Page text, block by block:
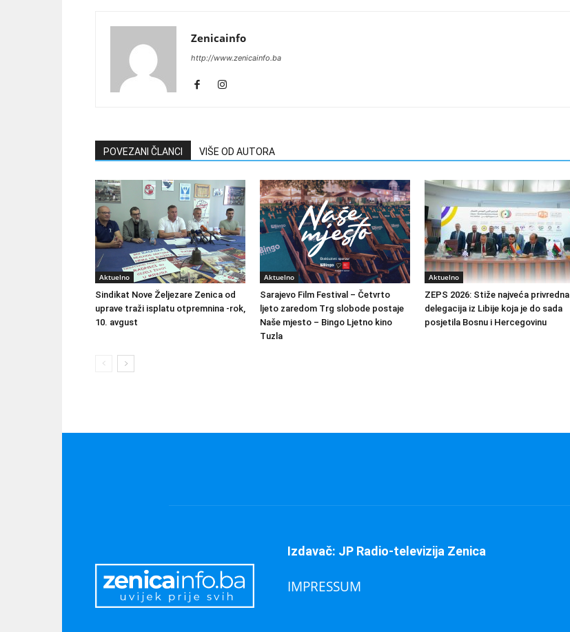
Zenicainfo
http://www.zenicainfo.ba
POVEZANI ČLANCI VIŠE OD AUTORA
Aktuelno
Sindikat Nove Željezare Zenica od
uprave traži isplatu otpremnina -rok,
10. avgust
Aktuelno
Sarajevo Film Festival – Četvrto
ljeto zaredom Trg slobode postaje
Naše mjesto – Bingo Ljetno kino
Tuzla
Aktuelno
ZEPS 2026: Stiže najveća privredna
delegacija iz Libije koja je do sada
posjetila Bosnu i Hercegovinu
Izdavač: JP Radio-televizija Zenica
IMPRESSUM